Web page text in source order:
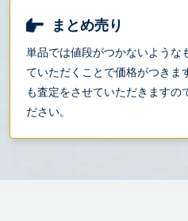
まとめ売り
単品では値段がつかないような
ていただくことで価格がつきま
も査定をさせていただきますの
ださい。